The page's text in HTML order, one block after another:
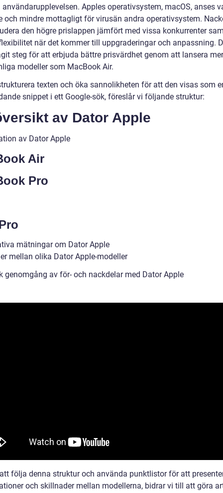
Apples operativsystem, macOS, anses
och mindre mottagligt för virusän andra operativsystem.
den högre prislappen jämfört med vissa konkurrenter
när det kommer till uppgraderingar och anpassning.
steg för att erbjuda bättre prisvärdhet genom att lansera mer
modeller som MacBook Air.
texten och öka sannolikheten för att den visas som
snippet i ett Google-sök, föreslår vi följande struktur:
av Dator Apple
av Dator Apple
Air
Pro
mätningar om Dator Apple
mellan olika Dator Apple-modeller
genomgång av för- och nackdelar med Dator Apple
följa denna struktur och använda punktlistor för att
och skillnader mellan modellerna, bidrar vi till att göra